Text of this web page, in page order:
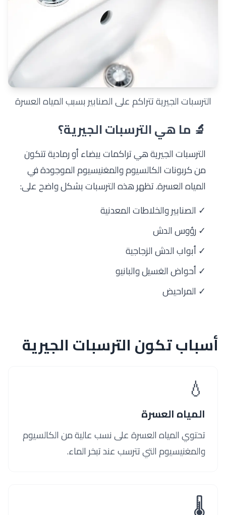
الترسبات الجيرية تتراكم على الصنابير بسبب المياه العسرة
🔬 ما هي الترسبات الجيرية؟
الترسبات الجيرية هي تراكمات بيضاء أو رمادية تتكون
من كربونات الكالسيوم والمغنيسيوم الموجودة في
المياه العسرة. تظهر هذه الترسبات بشكل واضح على:
✓ الصنابير والخلاطات المعدنية
✓ رؤوس الدش
✓ أبواب الدش الزجاجية
✓ أحواض الغسيل والبانيو
✓ المراحيض
أسباب تكون الترسبات الجيرية
💧
المياه العسرة
تحتوي المياه العسرة على نسب عالية من الكالسيوم
والمغنيسيوم التي تترسب عند تبخر الماء.
🌡️